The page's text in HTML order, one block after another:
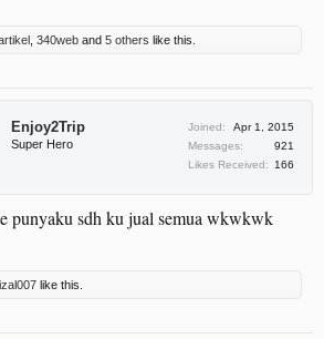
340web and 5 others like this.
Enjoy2Trip
Super Hero
Joined:
Apr 1, 2015
Messages:
921
Likes Received:
166
punyaku sdh ku jual semua wkwkwk
like this.